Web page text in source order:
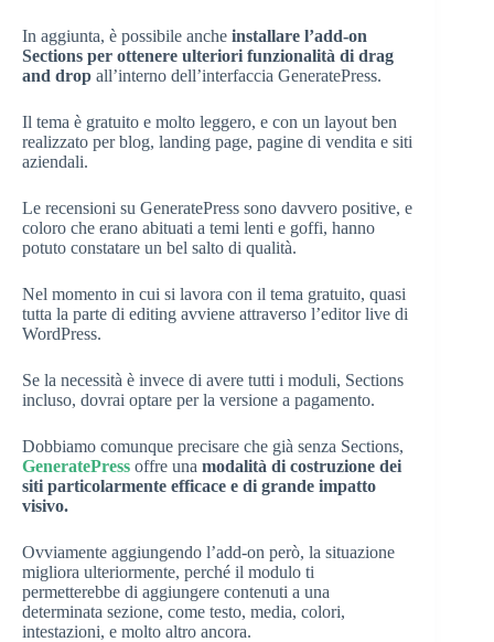
In aggiunta, è possibile anche installare l’add-on
Sections per ottenere ulteriori funzionalità di drag
and drop all’interno dell’interfaccia GeneratePress.
Il tema è gratuito e molto leggero, e con un layout ben
realizzato per blog, landing page, pagine di vendita e siti
aziendali.
Le recensioni su GeneratePress sono davvero positive, e
coloro che erano abituati a temi lenti e goffi, hanno
potuto constatare un bel salto di qualità.
Nel momento in cui si lavora con il tema gratuito, quasi
tutta la parte di editing avviene attraverso l’editor live di
WordPress.
Se la necessità è invece di avere tutti i moduli, Sections
incluso, dovrai optare per la versione a pagamento.
Dobbiamo comunque precisare che già senza Sections,
GeneratePress offre una modalità di costruzione dei
siti particolarmente efficace e di grande impatto
visivo.
Ovviamente aggiungendo l’add-on però, la situazione
migliora ulteriormente, perché il modulo ti
permetterebbe di aggiungere contenuti a una
determinata sezione, come testo, media, colori,
intestazioni, e molto altro ancora.